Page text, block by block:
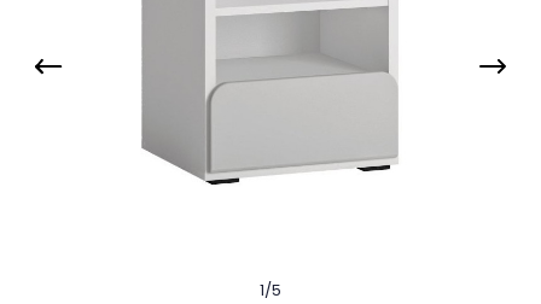
1/5